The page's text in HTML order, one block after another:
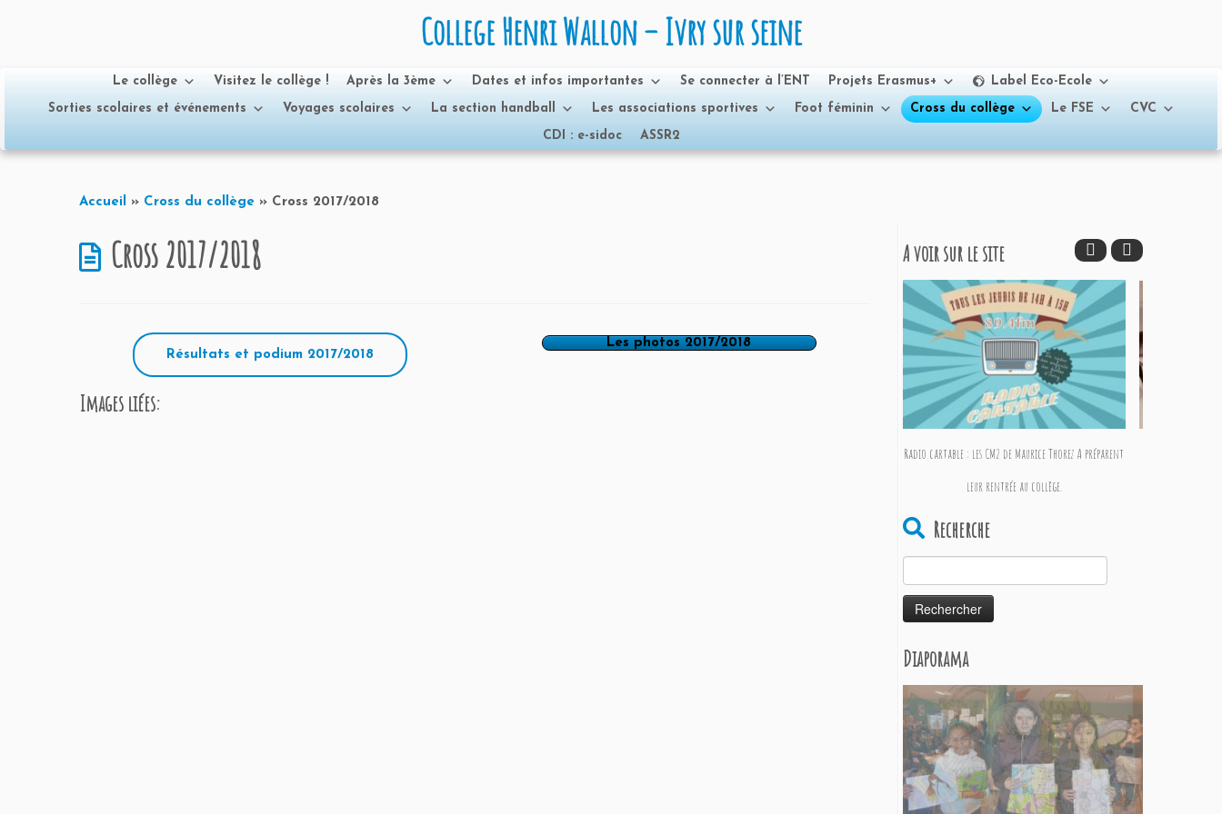
College Henri Wallon – Ivry sur seine
Le collège Visitez le collège ! Après la 3ème Dates et infos importantes Se connecter à l’ENT Projets Erasmus+
Label Eco-Ecole
Sorties scolaires et événements
Voyages scolaires La section handball Les associations sportives Foot féminin Cross du collège Le FSE
CVC
CDI : e-sidoc
ASSR2
Accueil » Cross du collège » Cross 2017/2018
Cross 2017/2018
Résultats et podium 2017/2018
Les photos 2017/2018
Images liées:
A voir sur le site
Radio cartable : les CM2 de Maurice Thorez A préparent
leur rentrée au collège.
Recherche
Diaporama